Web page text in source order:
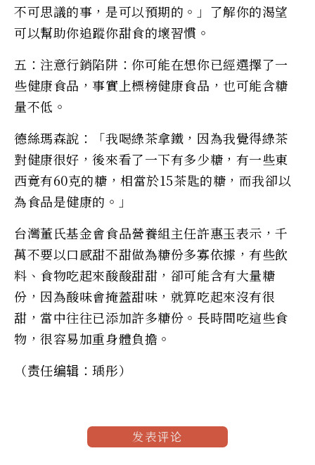
不可思議的事，是可以預期的。」了解你的渴望
可以幫助你追蹤你甜食的壞習慣。
五：注意行銷陷阱：你可能在想你已經選擇了一
些健康食品，事實上標榜健康食品，也可能含糖
量不低。
德絲瑪森說：「我喝綠茶拿鐵，因為我覺得綠茶
對健康很好，後來看了一下有多少糖，有一些東
西竟有60克的糖，相當於15茶匙的糖，而我卻以
為食品是健康的。」
台灣董氏基金會食品營養組主任許惠玉表示，千
萬不要以口感甜不甜做為糖份多寡依據，有些飲
料、食物吃起來酸酸甜甜，卻可能含有大量糖
份，因為酸味會掩蓋甜味，就算吃起來沒有很
甜，當中往往已添加許多糖份。長時間吃這些食
物，很容易加重身體負擔。
（责任编辑：瑀彤）
发表评论